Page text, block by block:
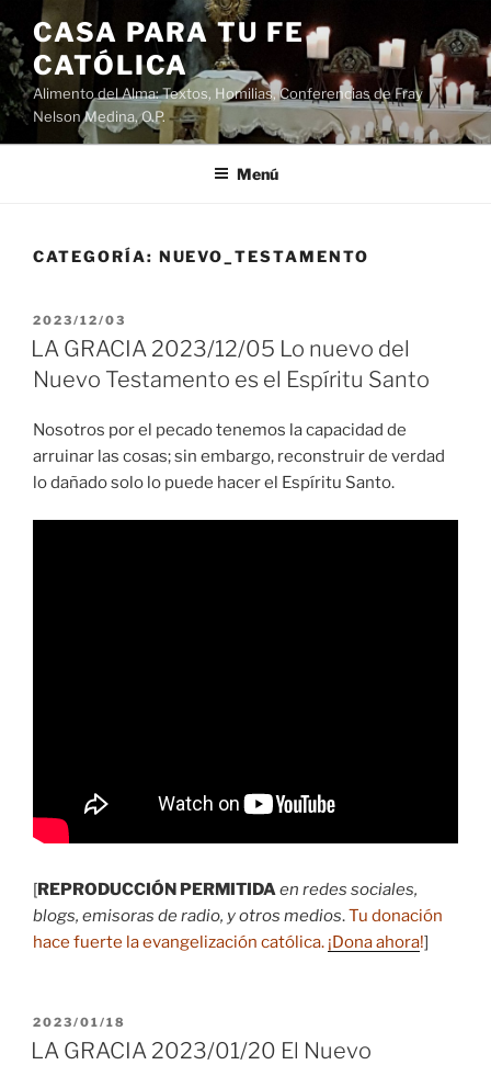
Saltar
al
contenido
CASA PARA TU FE
CATÓLICA
Alimento del Alma: Textos, Homilias, Conferencias de Fray
Nelson Medina, O.P.
Menú
CATEGORÍA: NUEVO_TESTAMENTO
PUBLICADO
EL
2023/12/03
LA GRACIA 2023/12/05 Lo nuevo del
Nuevo Testamento es el Espíritu Santo
Nosotros por el pecado tenemos la capacidad de
arruinar las cosas; sin embargo, reconstruir de verdad
lo dañado solo lo puede hacer el Espíritu Santo.
[REPRODUCCIÓN PERMITIDAen redes sociales,
blogs, emisoras de radio, y otros medios.Tu donación
hace fuerte la evangelización católica. ¡Dona ahora!]
PUBLICADO
EL
2023/01/18
LA GRACIA 2023/01/20 El Nuevo